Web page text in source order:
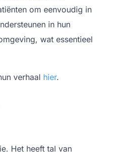
om eenvoudig in
in hun
wat essentieel
verhaal hier.
Het heeft tal van